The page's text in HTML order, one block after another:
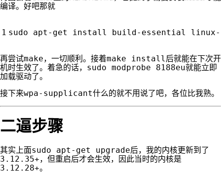
编译。好吧那就
再尝试make，一切顺利。接着make install 后就能在下次开
机时生效了。着急的话， sudo modprobe 8188eu就能立即
加载驱动了。
接下来wpa-supplicant什么的就不用说了吧，各位比我熟。
二逼步骤
其实上面sudo apt-get upgrade后，我的内核更新到了
3.12.35+，但重启后才会生效，因此当时的内核是
3.12.28+。